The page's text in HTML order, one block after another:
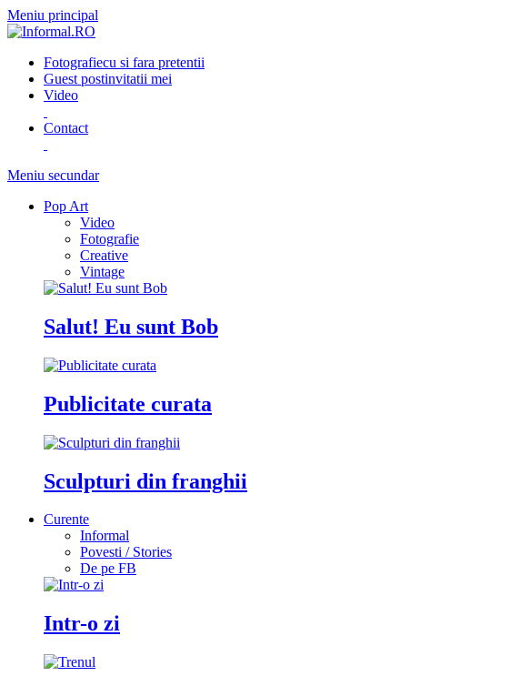
Meniu principal
Fotografiecu si fara pretentii
Guest postinvitatii mei
Video
Contact
Meniu secundar
Pop Art
Video
Fotografie
Creative
Vintage
Salut! Eu sunt Bob
Publicitate curata
Sculpturi din franghii
Curente
Informal
Povesti / Stories
De pe FB
Intr-o zi